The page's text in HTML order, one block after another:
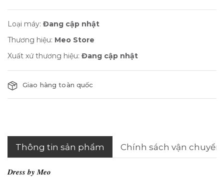
Loại máy: Đang cập nhật
Thương hiệu: Meo Store
Xuất xứ thương hiệu: Đang cập nhật
Giao hàng toàn quốc
Thông tin sản phẩm Chính sách vận chuyển
𝑫𝒓𝒆𝒔𝒔 𝒃𝒚 𝑴𝒆𝒐